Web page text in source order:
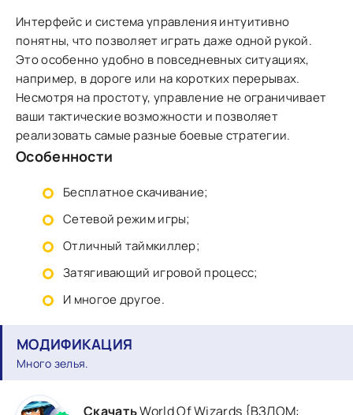
Интерфейс и система управления интуитивно
понятны, что позволяет играть даже одной рукой.
Это особенно удобно в повседневных ситуациях,
например, в дороге или на коротких перерывах.
Несмотря на простоту, управление не ограничивает
ваши тактические возможности и позволяет
реализовать самые разные боевые стратегии.
Особенности
Бесплатное скачивание;
Сетевой режим игры;
Отличный таймкиллер;
Затягивающий игровой процесс;
И многое другое.
МОДИФИКАЦИЯ
Много зелья.
СкачатьWorld Of Wizards {ВЗЛОМ: